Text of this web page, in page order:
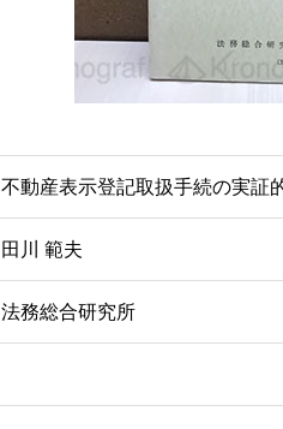
不動産表示登記取扱手続の実証
田川 範夫
法務総合研究所